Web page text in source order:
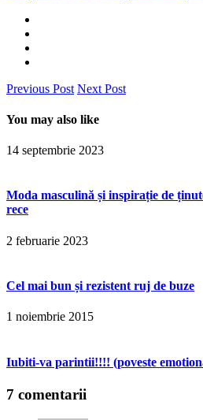
Previous Post Next Post
You may also like
14 septembrie 2023
Moda masculină și inspirație de
rece
2 februarie 2023
Cel mai bun și rezistent ruj de buze
1 noiembrie 2015
Iubiti-va parintii!!!! (poveste
7 comentarii